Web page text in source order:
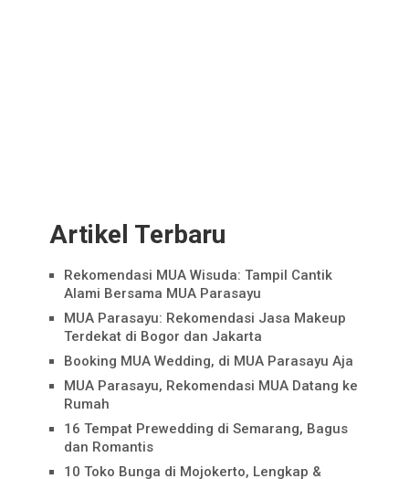
Artikel Terbaru
Rekomendasi MUA Wisuda: Tampil Cantik
Alami Bersama MUA Parasayu
MUA Parasayu: Rekomendasi Jasa Makeup
Terdekat di Bogor dan Jakarta
Booking MUA Wedding, di MUA Parasayu Aja
MUA Parasayu, Rekomendasi MUA Datang ke
Rumah
16 Tempat Prewedding di Semarang, Bagus
dan Romantis
10 Toko Bunga di Mojokerto, Lengkap &